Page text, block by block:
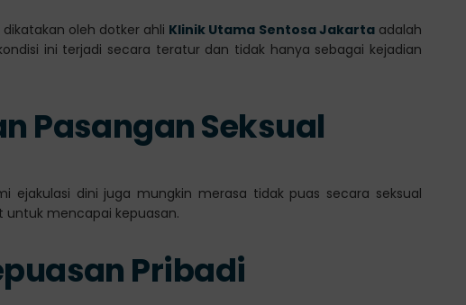
oleh dotker ahli Klinik Utama Sentosa Jakartaadalah
ini terjadi secara teratur dan tidak hanya sebagai kejadian
Pasangan Seksual
ejakulasi dini juga mungkin merasa tidak puas secara seksual
untuk mencapai kepuasan.
Pribadi